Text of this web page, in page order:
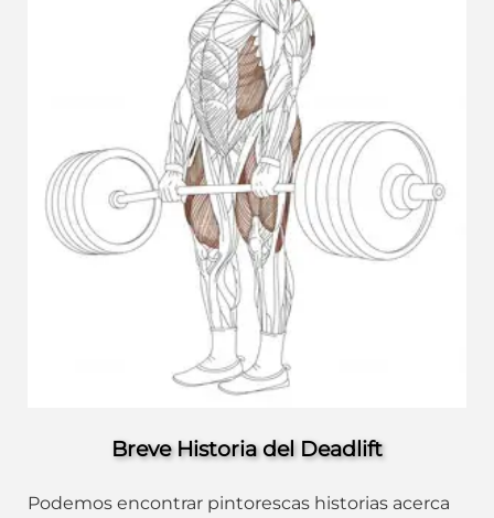
Breve Historia del Deadlift
Podemos encontrar pintorescas historias acerca